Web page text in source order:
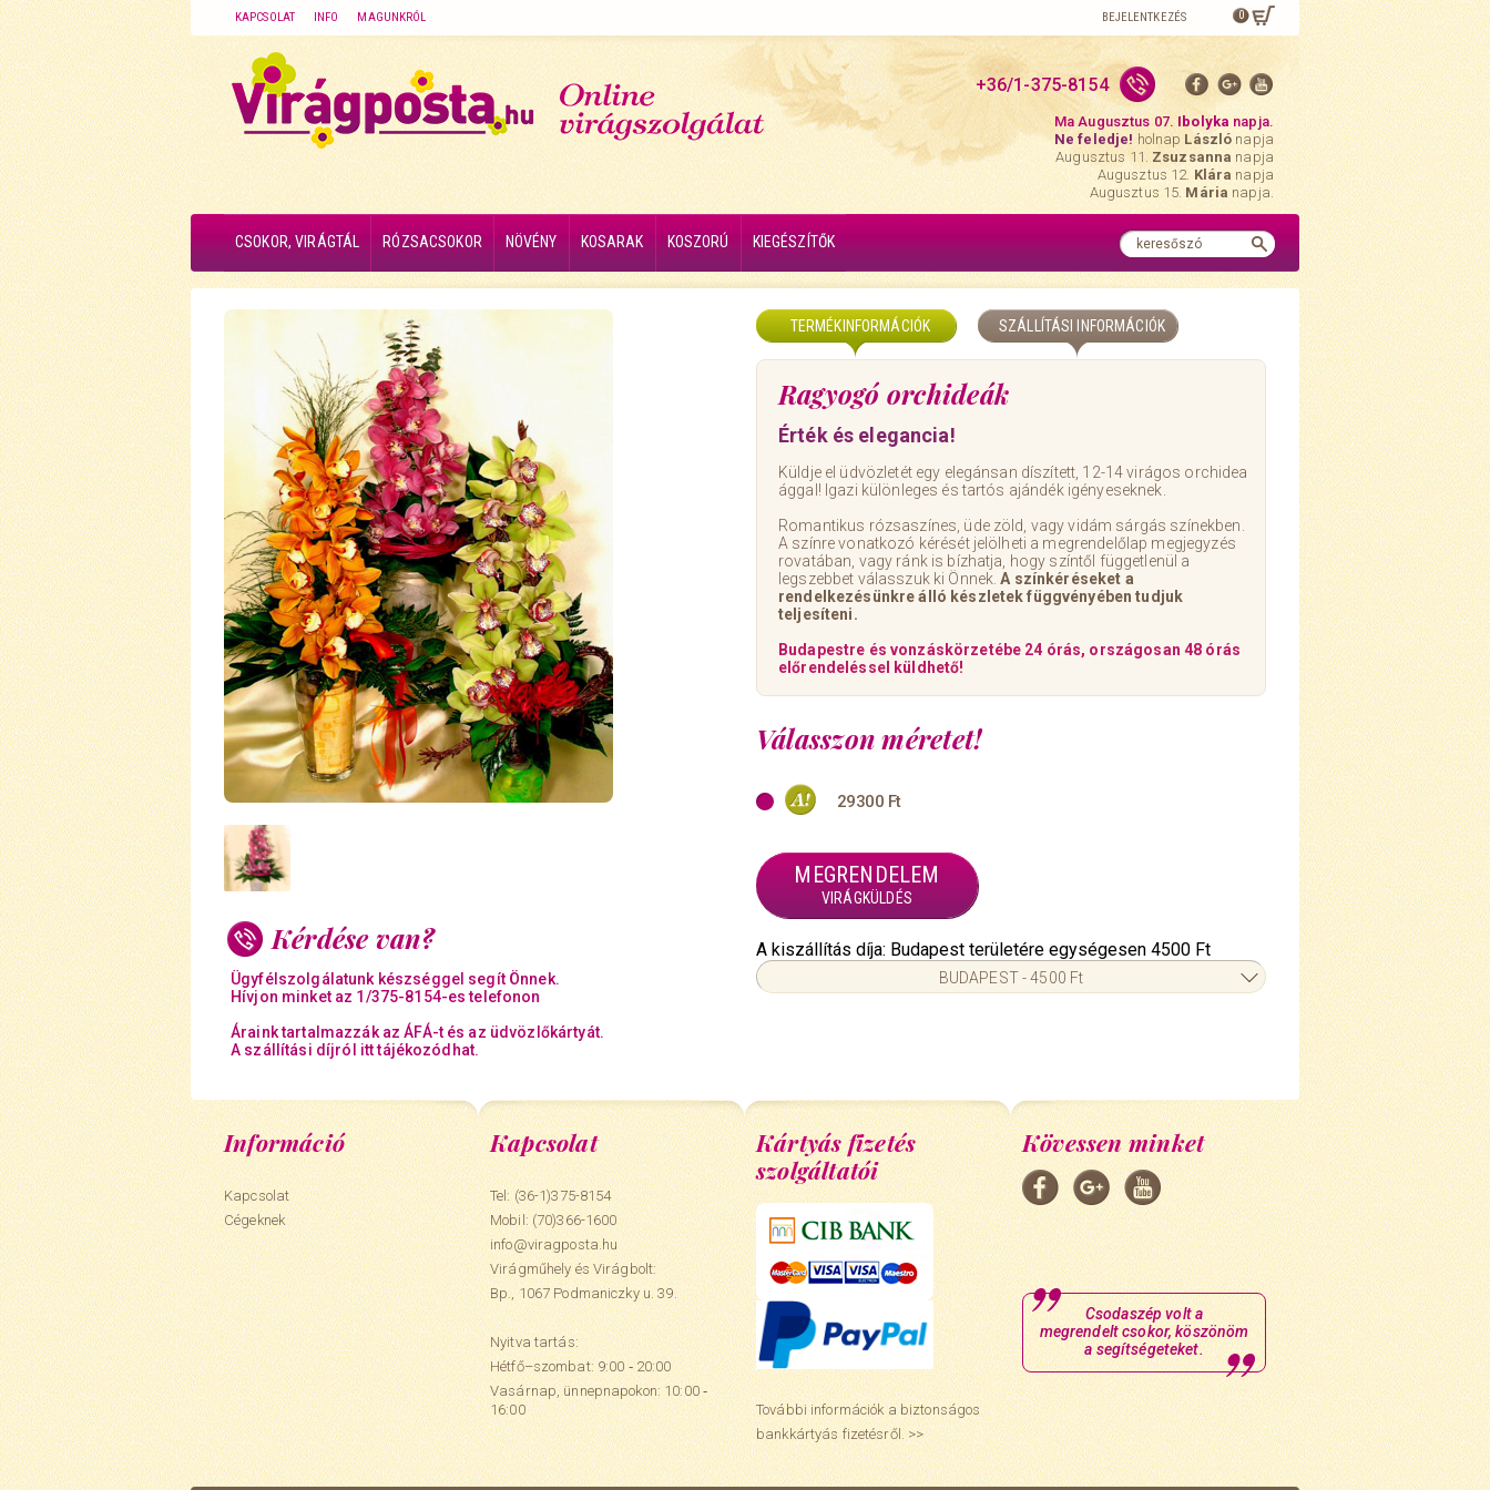
KAPCSOLAT INFO MAGUNKRÓL BEJELENTKEZÉS 0
+36/1-375-8154
Ma Augusztus 07.Ibolyka napja.
Ne feledje! holnap Lászlónapja
Augusztus 11. Zsuzsannanapja
Augusztus 12.Kláranapja
Augusztus 15.Mária napja.
CSOKOR, VIRÁGTÁL RÓZSACSOKOR NÖVÉNY KOSARAK KOSZORÚ KIEGÉSZÍTŐK
Kérdése van?
Ügyfélszolgálatunk készséggel segít Önnek.
Hívjon minket az 1/375-8154-es telefonon
Áraink tartalmazzák az ÁFÁ-t és az üdvözlőkártyát.
A szállítási díjról itt tájékozódhat.
TERMÉKINFORMÁCIÓK SZÁLLÍTÁSI INFORMÁCIÓK
Ragyogó orchideák
Érték és elegancia!
Küldje el üdvözletét egy elegánsan díszített, 12-14 virágos orchidea
ággal! Igazi különleges és tartós ajándék igényeseknek.
Romantikus rózsaszínes, üde zöld, vagy vidám sárgás színekben.
A színre vonatkozó kérését jelölheti a megrendelőlap megjegyzés
rovatában, vagy ránk is bízhatja, hogy színtől függetlenül a
legszebbet válasszuk ki Önnek.A színkéréseket a
rendelkezésünkre álló készletek függvényében tudjuk
teljesíteni.
Budapestre és vonzáskörzetébe 24 órás, országosan 48 órás
előrendeléssel küldhető!
Válasszon méretet!
29300 Ft
MEGRENDELEM
VIRÁGKÜLDÉS
A kiszállítás díja: Budapest területére egységesen 4500 Ft
BUDAPEST - 4500 Ft
Információ
Kapcsolat
Cégeknek
Kapcsolat
Tel: (36-1)375-8154
Mobil:(70)366-1600
info@viragposta.hu
Virágműhely és Virágbolt:
Bp., 1067 Podmaniczky u. 39.
Nyitva tartás:
Hétfő–szombat: 9:00 ‑ 20:00
Vasárnap, ünnepnapokon: 10:00 ‑
16:00
Kártyás fizetés
szolgáltatói
További információk a biztonságos
bankkártyás fizetésről. >>
Kövessen minket
Csodaszép volt a
megrendelt csokor, köszönöm
a segítségeteket.